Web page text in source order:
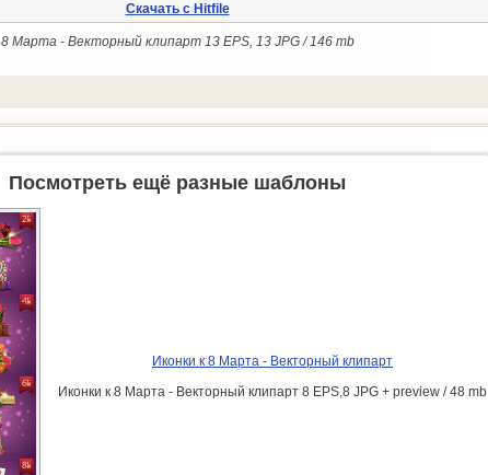
Скачать с Hitfile
8 Марта - Векторный клипарт 13 EPS, 13 JPG / 146 mb
Посмотреть ещё разные шаблоны
Иконки к 8 Марта - Векторный клипарт
Иконки к 8 Марта - Векторный клипарт 8 EPS,8 JPG + preview / 48 mb